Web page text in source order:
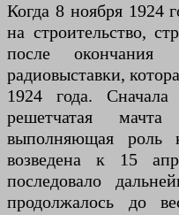
Когда 8 ноября 1924
на строительство,
после окончания
радиовыставки,
1924 года. Сначала
решетчатая
выполняющая роль
возведена к 15
последовало
продолжалось до